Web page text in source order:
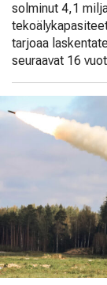
solminut 4,1
tarjoaa
seuraavat 16